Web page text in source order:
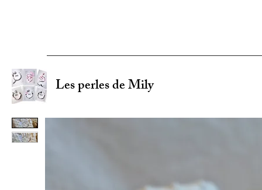
Les perles de Mily